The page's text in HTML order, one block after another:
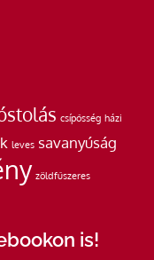
csípősség házi
leves savanyúság
zöldfűszeres
is!